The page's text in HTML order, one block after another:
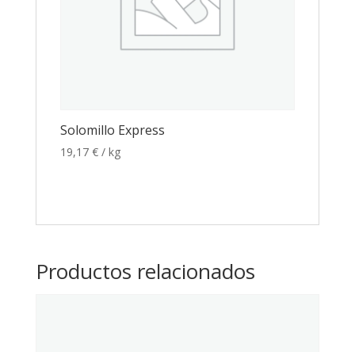
Solomillo Express
19,17 € / kg
Productos relacionados